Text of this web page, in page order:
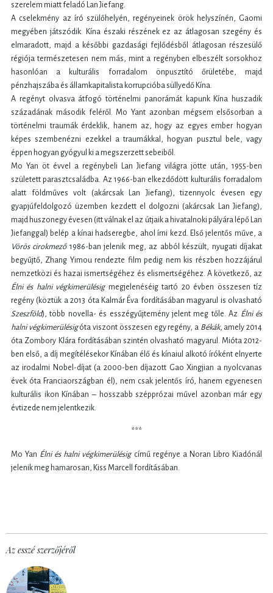
szerelem miatt feladó Lan Jiefang.
A cselekmény az író szülőhelyén, regényeinek örök helyszínén, Gaomi
megyében játszódik. Kína északi részének ez az átlagosan szegény és
elmaradott, majd a későbbi gazdasági fejlődésből átlagosan részesülő
régiója természetesen nem más, mint a regényben elbeszélt sorsokhoz
hasonlóan a kulturális forradalom önpusztító őrületébe, majd
pénzhajszába és államkapitalista korrupcióba süllyedő Kína.
A regényt olvasva átfogó történelmi panorámát kapunk Kína huszadik
századának második feléről. Mo Yant azonban mégsem elsősorban a
történelmi traumák érdeklik, hanem az, hogy az egyes ember hogyan
képes szembenézni ezekkel a traumákkal, hogyan pusztul bele, vagy
éppen hogyan gyógyul ki a megszerzett sebeiből.
Mo Yan öt évvel a regénybeli Lan Jiefang világra jötte után, 1955-ben
született parasztcsaládba. Az 1966-ban elkezdődött kulturális forradalom
alatt földműves volt (akárcsak Lan Jiefang), tizennyolc évesen egy
gyapjúfeldolgozó üzemben kezdett el dolgozni (akárcsak Lan Jiefang),
majd huszonegy évesen (itt válnak el az útjaik a hivatalnoki pályára lépő Lan
Jiefanggal) belép a kínai hadseregbe, ahol írni kezd. Első jelentős műve, a
Vörös cirokmező1986-ban jelenik meg, az abból készült, nyugati díjakat
begyűjtő, Zhang Yimou rendezte film pedig nem kis részben hozzájárul
nemzetközi és hazai ismertségéhez és elismertségéhez. A következő, az
Élni és halni végkimerülésigmegjelenéséig tartó 20 évben összesen tíz
regény (köztük a 2013 óta Kalmár Éva fordításában magyarul is olvasható
Szeszföld), több novella- és esszégyűjtemény jelent meg tőle. Az Élni és
halni végkimerülésigóta viszont összesen egy regény, a Békák, amely 2014
óta Zombory Klára fordításában szintén olvasható magyarul. Mióta 2012-
ben első, a díj megítélésekor Kínában élő és kínaiul alkotó íróként elnyerte
az irodalmi Nobel-díjat (a 2000-ben díjazott Gao Xingjian a nyolcvanas
évek óta Franciaországban él), nem csak jelentős író, hanem egyenesen
kulturális ikon Kínában – hosszabb szépprózai művel azonban már egy
évtizede nem jelentkezik.
***
Mo Yan Élni és halni végkimerülésigcímű regénye a Noran Libro Kiadónál
jelenik meg hamarosan, Kiss Marcell fordításában.
Az esszé szerzőjéről